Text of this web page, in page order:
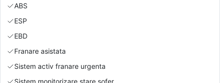
ABS
ESP
EBD
Franare asistata
Sistem activ franare urgenta
Sistem monitorizare stare sofer